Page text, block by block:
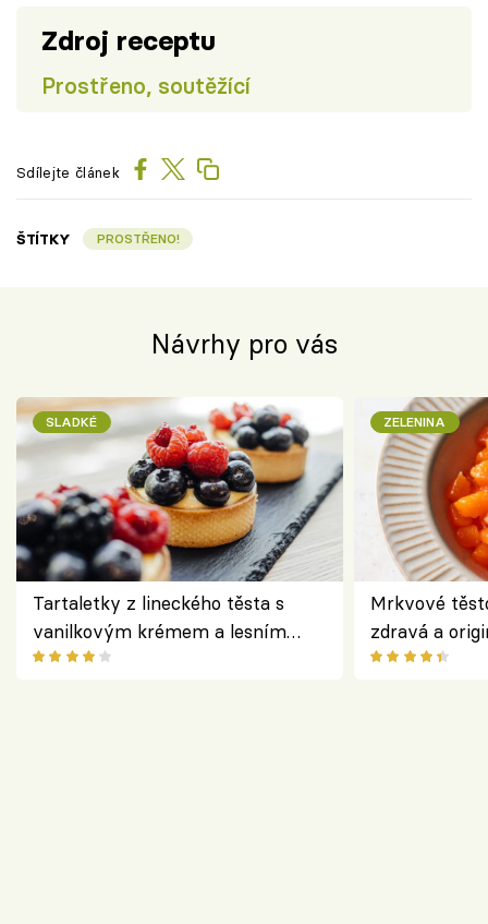
Zdroj receptu
Prostřeno, soutěžící
Sdílejte článek
ŠTÍTKY PROSTŘENO!
Návrhy pro vás
SLADKÉ
Tartaletky z lineckého těsta s
vanilkovým krémem a lesním
ovocem podle Bread Society
ZELENINA
Mrkvové
zdravá a
klasiky